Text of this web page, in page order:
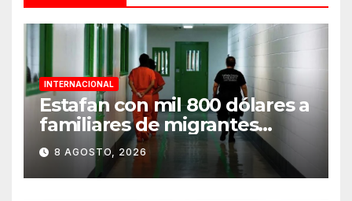
INTERNACIONAL
Estafan con mil 800 dólares a
familiares de migrantes
detenidos en Estados Unidos;
prometen liberarlos
8 AGOSTO, 2026